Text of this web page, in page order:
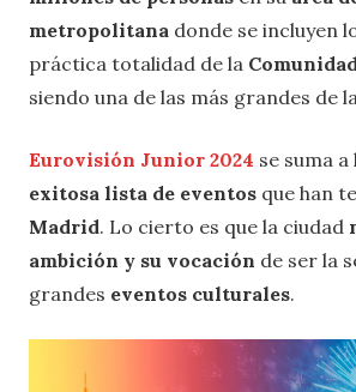
metropolitana donde se incluyen
práctica totalidad de la
siendo una de las más grandes de
Eurovisión Junior 2024 se suma a
exitosa lista de eventos que han
Madrid. Lo cierto es que la ciudad
ambición y su vocación de ser la
grandes eventos culturales.